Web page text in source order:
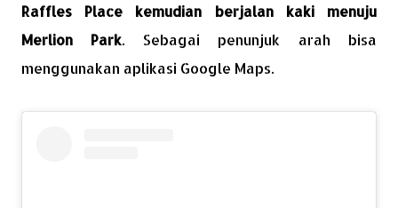
Raffles Place kemudian berjalan kaki menuju
Merlion Park. Sebagai penunjuk arah bisa
menggunakan aplikasi Google Maps.